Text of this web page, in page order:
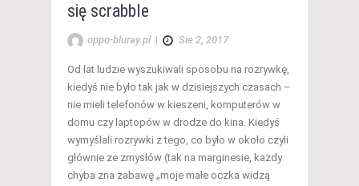
się scrabble
oppo-bluray.pl | Sie 2, 2017
Od lat ludzie wyszukiwali sposobu na rozrywkę,
kiedyś nie było tak jak w dzisiejszych czasach –
nie mieli telefonów w kieszeni, komputerów w
domu czy laptopów w drodze do kina. Kiedyś
wymyślali rozrywki z tego, co było w około czyli
głównie ze zmysłów (tak na marginesie, każdy
chyba zna zabawę „moje małe oczka widzą